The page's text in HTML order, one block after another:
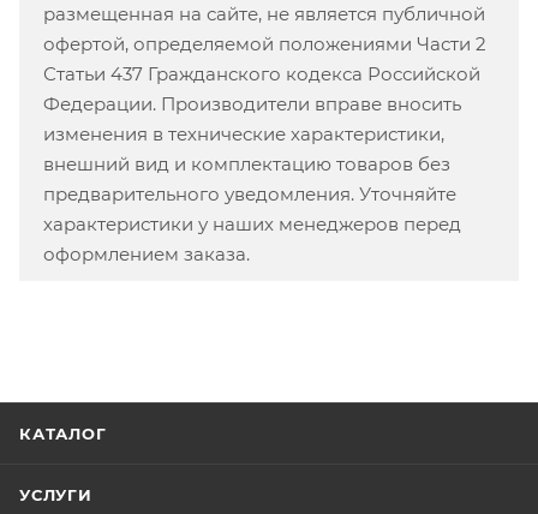
размещенная на сайте, не является публичной
офертой, определяемой положениями Части 2
Статьи 437 Гражданского кодекса Российской
Федерации. Производители вправе вносить
изменения в технические характеристики,
внешний вид и комплектацию товаров без
предварительного уведомления. Уточняйте
характеристики у наших менеджеров перед
оформлением заказа.
КАТАЛОГ
УСЛУГИ